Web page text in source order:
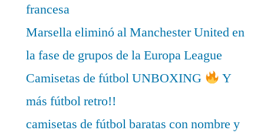
francesa
Marsella eliminó al Manchester United en
la fase de grupos de la Europa League
Camisetas de fútbol UNBOXING
Y
más fútbol retro!!
camisetas de fútbol baratas con nombre y